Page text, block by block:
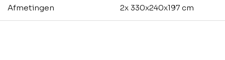
Afmetingen 2x 330x240x197 cm